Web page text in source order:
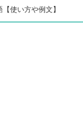
使い方や例文】